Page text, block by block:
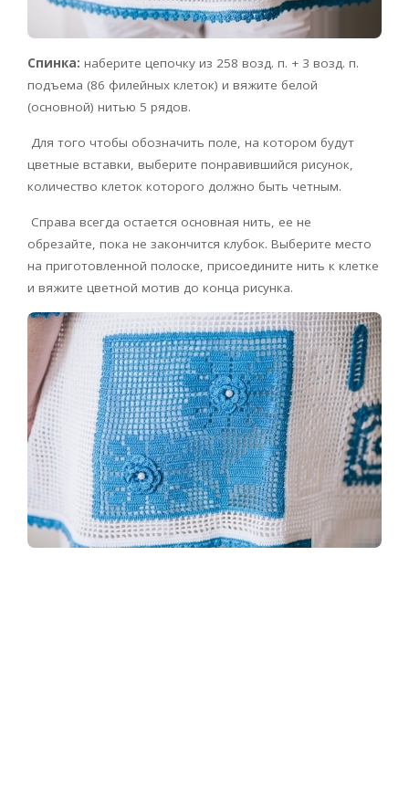
Спинка: наберите цепочку из 258 возд. п. + 3 возд. п.
подъема (86 филейных клеток) и вяжите белой
(основной) нитью 5 рядов.
Для того чтобы обозначить поле, на котором будут
цветные вставки, выберите понравившийся рисунок,
количество клеток которого должно быть четным.
Справа всегда остается основная нить, ее не
обрезайте, пока не закончится клубок. Выберите место
на приготовленной полоске, присоедините нить к клетке
и вяжите цветной мотив до конца рисунка.